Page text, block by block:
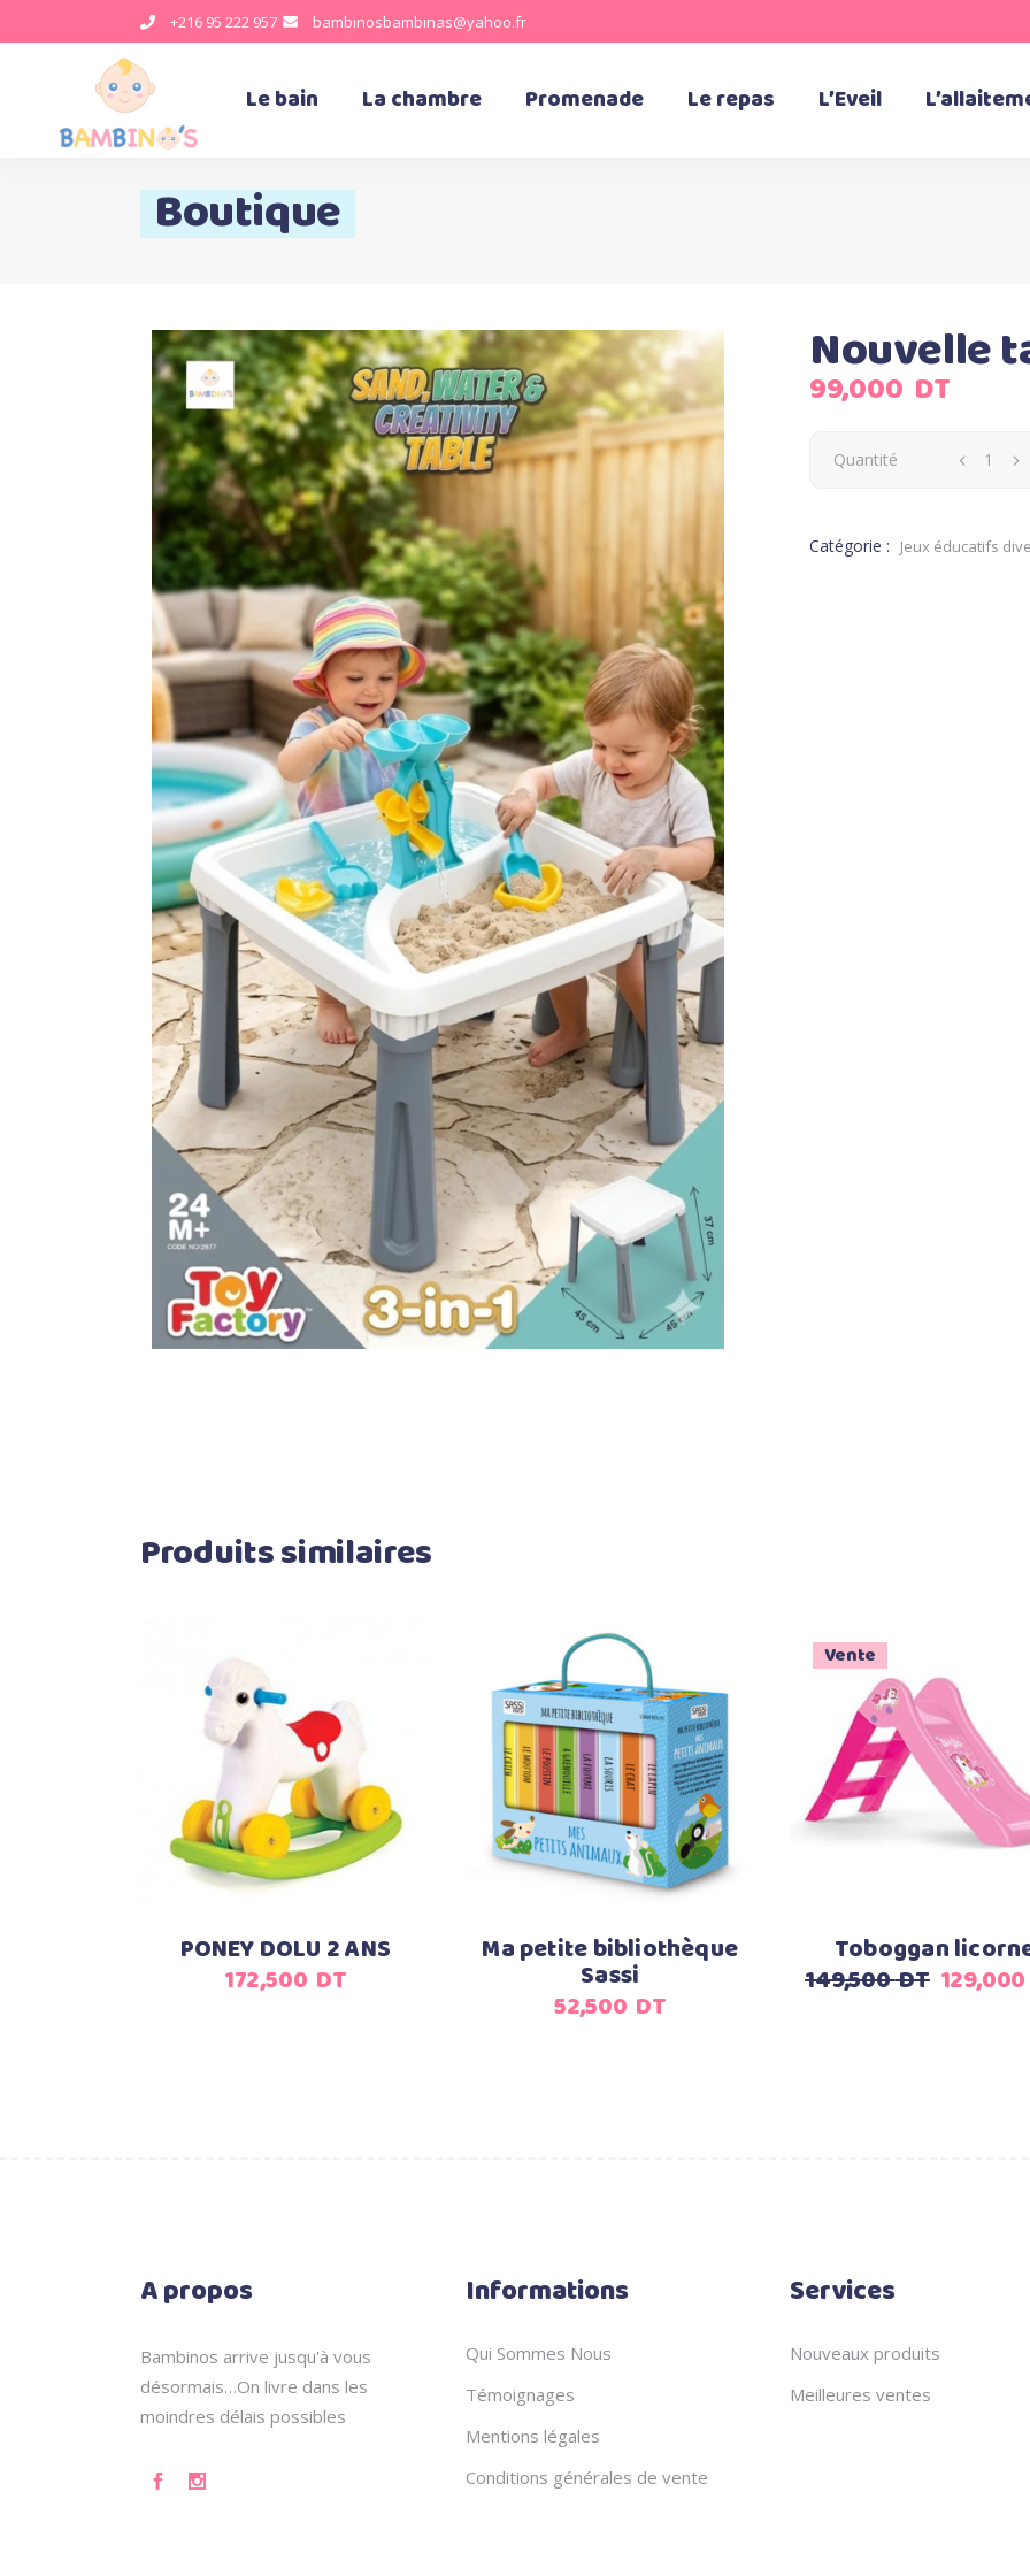
+216 95 222 957 bambinosbambinas@yahoo.fr
Le bain La chambre Promenade Le repas L’Eveil
Boutique
Nouvelle
99,000 DT
Quantité
Catégorie : Jeux éducatifs
Produits similaires
Ajouter au panier
PONEY DOLU 2 ANS
172,500 DT
Ajouter au panier
Ma petite bibliothèque
Sassi
52,500 DT
Vente
Ajouter au panier
Toboggan
149,500DT Le
129,000
A propos
Bambinos arrive jusqu'à vous
désormais…On livre dans les
moindres délais possibles
Informations
Qui Sommes Nous
Témoignages
Mentions légales
Conditions générales de vente
Services
Nouveaux produits
Meilleures ventes